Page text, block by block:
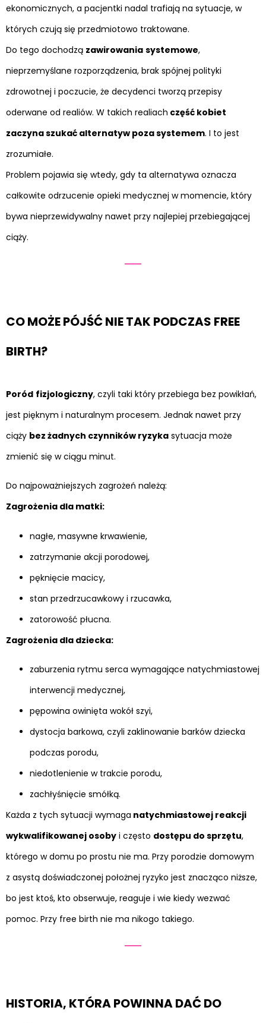
ekonomicznych, a pacjentki nadal trafiają na sytuacje, w
których czują się przedmiotowo traktowane.
Do tego dochodzą zawirowania systemowe,
nieprzemyślane rozporządzenia, brak spójnej polityki
zdrowotnej i poczucie, że decydenci tworzą przepisy
oderwane od realiów. W takich realiach część kobiet
zaczyna szukać alternatyw poza systemem. I to jest
zrozumiałe.
Problem pojawia się wtedy, gdy ta alternatywa oznacza
całkowite odrzucenie opieki medycznej w momencie, który
bywa nieprzewidywalny nawet przy najlepiej przebiegającej
ciąży.
CO MOŻE PÓJŚĆ NIE TAK PODCZAS FREE
BIRTH?
Poród fizjologiczny, czyli taki który przebiega bez powikłań,
jest pięknym i naturalnym procesem. Jednak nawet przy
ciąży bez żadnych czynników ryzyka sytuacja może
zmienić się w ciągu minut.
Do najpoważniejszych zagrożeń należą:
Zagrożenia dla matki:
nagłe, masywne krwawienie,
zatrzymanie akcji porodowej,
pęknięcie macicy,
stan przedrzucawkowy i rzucawka,
zatorowość płucna.
Zagrożenia dla dziecka:
zaburzenia rytmu serca wymagające natychmiastowej
interwencji medycznej,
pępowina owinięta wokół szyi,
dystocja barkowa, czyli zaklinowanie barków dziecka
podczas porodu,
niedotlenienie w trakcie porodu,
zachłyśnięcie smółką.
Każda z tych sytuacji wymaga natychmiastowej reakcji
wykwalifikowanej osoby i często dostępu do sprzętu,
którego w domu po prostu nie ma. Przy porodzie domowym
z asystą doświadczonej położnej ryzyko jest znacząco niższe,
bo jest ktoś, kto obserwuje, reaguje i wie kiedy wezwać
pomoc. Przy free birth nie ma nikogo takiego.
HISTORIA, KTÓRA POWINNA DAĆ DO